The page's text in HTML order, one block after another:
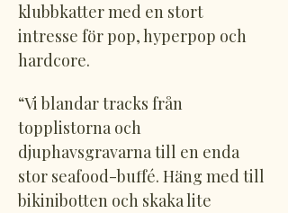
klubbkatter med en stort
intresse för pop, hyperpop och
hardcore.
“Vi blandar tracks från
topplistorna och
djuphavsgravarna till en enda
stor seafood-buffé. Häng med till
bikinibotten och skaka lite